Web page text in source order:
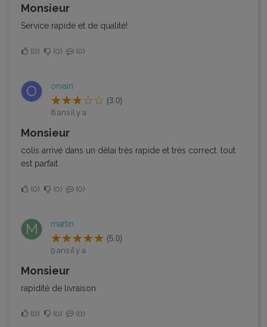
Monsieur
Service rapide et de qualité!
0 0 0
O orvain
(3.0)
8 ans il y a
monsieur
colis arrivé dans un délai très rapide et très correct. tout
est parfait
0 0 0
M martin
(5.0)
9 ans il y a
monsieur
rapidité de livraison
0 0 0